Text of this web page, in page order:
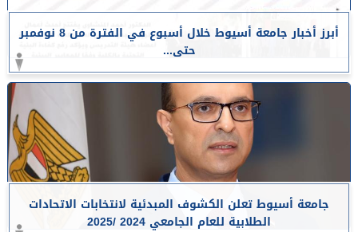
أبرز أخبار جامعة أسيوط خلال أسبوع في الفترة من 8 نوفمبر
حتى...
جامعة أسيوط تعلن الكشوف المبدئية لانتخابات الاتحادات
الطلابية للعام الجامعي 2024 /2025